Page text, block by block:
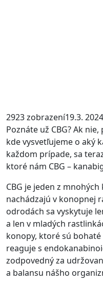
2923 zobrazení19.3. 2024
Poznáte už CBG? Ak
kde vysvetľujeme o aký
každom prípade, sa
ktoré nám CBG –
CBG je jeden z
nachádzajú v konopnej
odrodách sa vyskytuje
a len v mladých
konopy, ktoré sú bohaté
reaguje s
zodpovedný za
a balansu nášho